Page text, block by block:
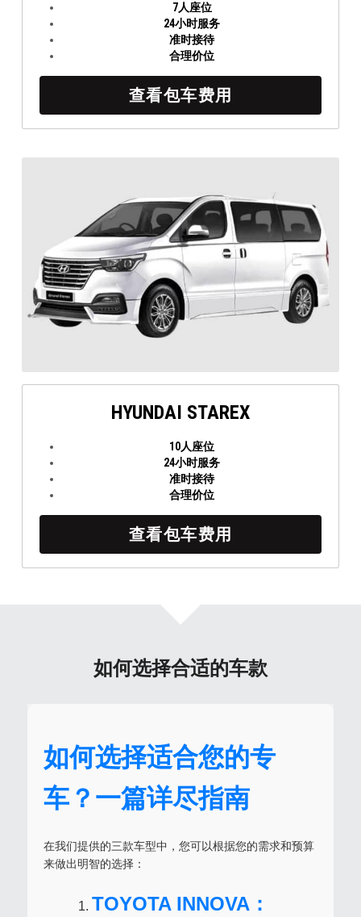
7人座位
24小时服务
准时接待
合理价位
查看包车费用
HYUNDAI STAREX
10人座位
24小时服务
准时接待
合理价位
查看包车费用
如何选择合适的车款